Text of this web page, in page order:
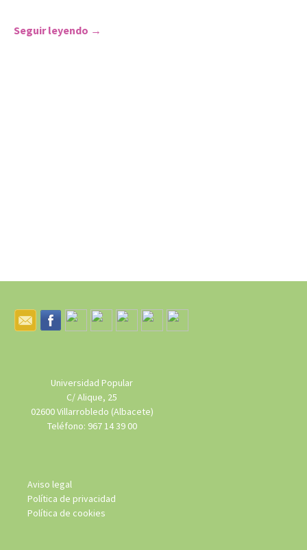
Seguir leyendo verano cultural y feria 2018- Danza
→
Universidad Popular
C/ Alique, 25
02600 Villarrobledo (Albacete)
Teléfono: 967 14 39 00
Aviso legal
Política de privacidad
Política de cookies